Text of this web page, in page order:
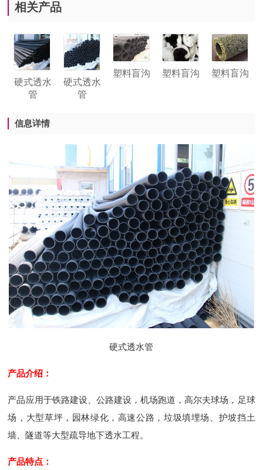
相关产品
硬式透水
管
硬式透水
管
塑料盲沟 塑料盲沟 塑料盲沟
信息详情
硬式透水管
产品介绍：
产品应用于铁路建设、公路建设，机场跑道，高尔夫球场，足球
场，大型草坪，园林绿化，高速公路，垃圾填埋场、护坡挡土
墙、隧道等大型疏导地下透水工程。
产品特点：